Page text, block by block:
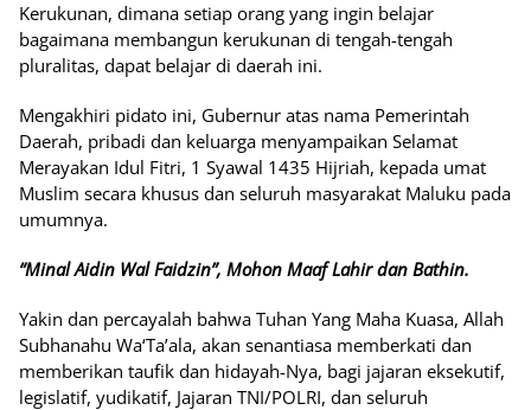
Kerukunan, dimana setiap orang yang ingin belajar
bagaimana membangun kerukunan di tengah-tengah
pluralitas, dapat belajar di daerah ini.
Mengakhiri pidato ini, Gubernur atas nama Pemerintah
Daerah, pribadi dan keluarga menyampaikan Selamat
Merayakan Idul Fitri, 1 Syawal 1435 Hijriah, kepada umat
Muslim secara khusus dan seluruh masyarakat Maluku pada
umumnya.
“Minal Aidin Wal Faidzin”, Mohon Maaf Lahir dan Bathin.
Yakin dan percayalah bahwa Tuhan Yang Maha Kuasa, Allah
Subhanahu Wa‘Ta’ala, akan senantiasa memberkati dan
memberikan taufik dan hidayah-Nya, bagi jajaran eksekutif,
legislatif, yudikatif, Jajaran TNI/POLRI, dan seluruh